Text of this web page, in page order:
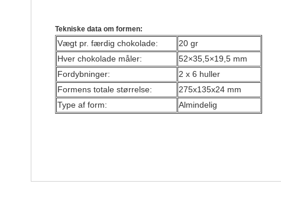
Tekniske data om formen:
Vægt pr. færdig chokolade:
20 gr
Hver chokolade måler:
52×35,5×19,5 mm
Fordybninger:
2 x 6 huller
Formens totale størrelse:
275x135x24 mm
Type af form:
Almindelig